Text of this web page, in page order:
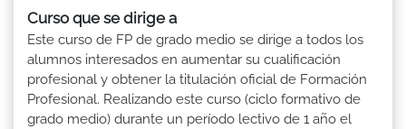
Curso que se dirige a
Este curso de FP de grado medio se dirige a todos los
alumnos interesados en aumentar su cualificación
profesional y obtener la titulación oficial de Formación
Profesional. Realizando este curso (ciclo formativo de
grado medio) durante un período lectivo de 1 año el